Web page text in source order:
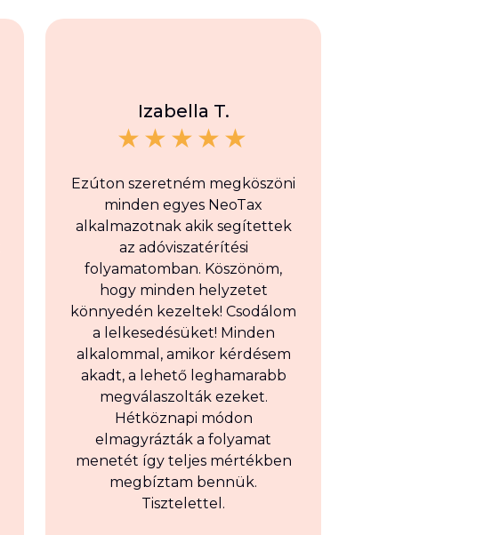
Izabella T.
Ezúton szeretném megköszöni
minden egyes NeoTax
alkalmazotnak akik segítettek
az adóviszatérítési
folyamatomban. Köszönöm,
hogy minden helyzetet
könnyedén kezeltek! Csodálom
a lelkesedésüket! Minden
alkalommal, amikor kérdésem
akadt, a lehető leghamarabb
megválaszolták ezeket.
Hétköznapi módon
elmagyrázták a folyamat
menetét így teljes mértékben
megbíztam bennük.
Tisztelettel.